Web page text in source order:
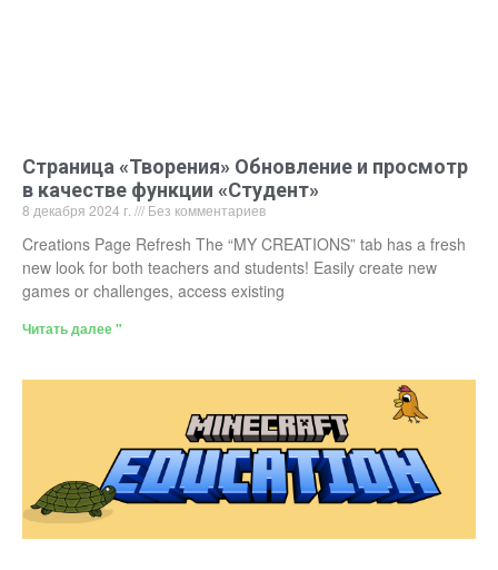
Страница «Творения» Обновление и просмотр
в качестве функции «Студент»
8 декабря 2024 г. Без комментариев
Creations Page Refresh The “MY CREATIONS” tab has a fresh
new look for both teachers and students! Easily create new
games or challenges, access existing
Читать далее "